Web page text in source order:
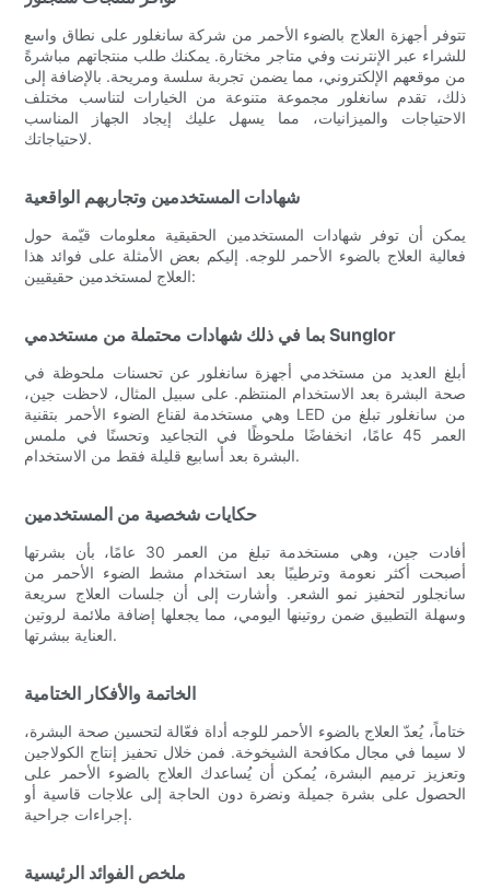
تتوفر أجهزة العلاج بالضوء الأحمر من شركة سانغلور على نطاق واسع
للشراء عبر الإنترنت وفي متاجر مختارة. يمكنك طلب منتجاتهم مباشرةً
من موقعهم الإلكتروني، مما يضمن تجربة سلسة ومريحة. بالإضافة إلى
ذلك، تقدم سانغلور مجموعة متنوعة من الخيارات لتناسب مختلف
الاحتياجات والميزانيات، مما يسهل عليك إيجاد الجهاز المناسب
لاحتياجاتك.
شهادات المستخدمين وتجاربهم الواقعية
يمكن أن توفر شهادات المستخدمين الحقيقية معلومات قيّمة حول
فعالية العلاج بالضوء الأحمر للوجه. إليكم بعض الأمثلة على فوائد هذا
العلاج لمستخدمين حقيقيين:
بما في ذلك شهادات محتملة من مستخدمي Sunglor
أبلغ العديد من مستخدمي أجهزة سانغلور عن تحسنات ملحوظة في
صحة البشرة بعد الاستخدام المنتظم. على سبيل المثال، لاحظت جين،
وهي مستخدمة لقناع الضوء الأحمر بتقنية LED من سانغلور تبلغ من
العمر 45 عامًا، انخفاضًا ملحوظًا في التجاعيد وتحسنًا في ملمس
البشرة بعد أسابيع قليلة فقط من الاستخدام.
حكايات شخصية من المستخدمين
أفادت جين، وهي مستخدمة تبلغ من العمر 30 عامًا، بأن بشرتها
أصبحت أكثر نعومة وترطيبًا بعد استخدام مشط الضوء الأحمر من
سانجلور لتحفيز نمو الشعر. وأشارت إلى أن جلسات العلاج سريعة
وسهلة التطبيق ضمن روتينها اليومي، مما يجعلها إضافة ملائمة لروتين
العناية ببشرتها.
الخاتمة والأفكار الختامية
ختاماً، يُعدّ العلاج بالضوء الأحمر للوجه أداة فعّالة لتحسين صحة البشرة،
لا سيما في مجال مكافحة الشيخوخة. فمن خلال تحفيز إنتاج الكولاجين
وتعزيز ترميم البشرة، يُمكن أن يُساعدك العلاج بالضوء الأحمر على
الحصول على بشرة جميلة ونضرة دون الحاجة إلى علاجات قاسية أو
إجراءات جراحية.
ملخص الفوائد الرئيسية